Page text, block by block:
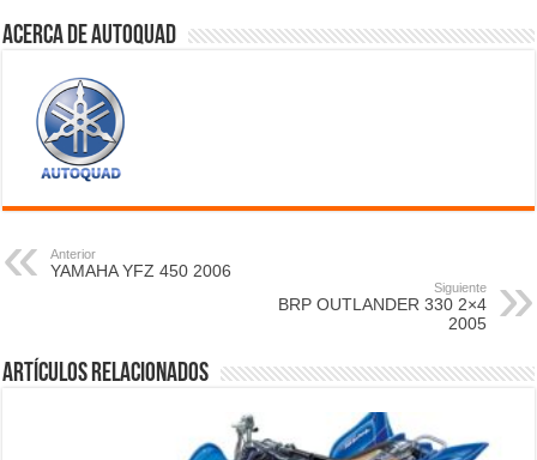
Acerca de autoquad
Anterior
YAMAHA YFZ 450 2006
Siguiente
BRP OUTLANDER 330 2×4
2005
Artículos relacionados